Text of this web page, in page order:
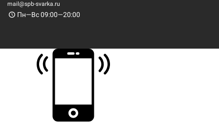
mail@spb-svarka.ru
Пн—Вс 09:00—20:00